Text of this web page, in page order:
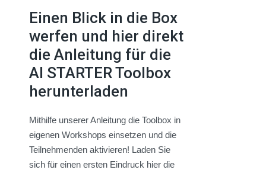
Einen Blick in die Box
werfen und hier direkt
die Anleitung für die
AI STARTER Toolbox
herunterladen
Mithilfe unserer Anleitung die Toolbox in
eigenen Workshops einsetzen und die
Teilnehmenden aktivieren! Laden Sie
sich für einen ersten Eindruck hier die